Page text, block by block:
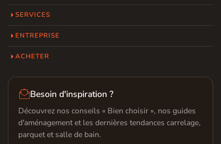
SERVICES
ENTREPRISE
ACHETER
Besoin d'inspiration ?
Découvrez nos conseils « Bien choisir », nos guides
d'aménagement et les dernières tendances carrelage,
parquet et salle de bain.